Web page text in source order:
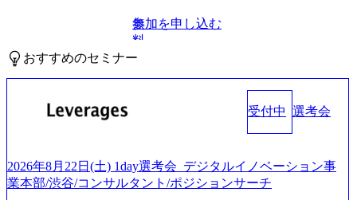
無
料
参加を申し込む
おすすめのセミナー
受付中 選考会
2026年8月22日(土) 1day選考会_デジタルイノベーション事
業本部/渋谷/コンサルタント/ポジションサーチ